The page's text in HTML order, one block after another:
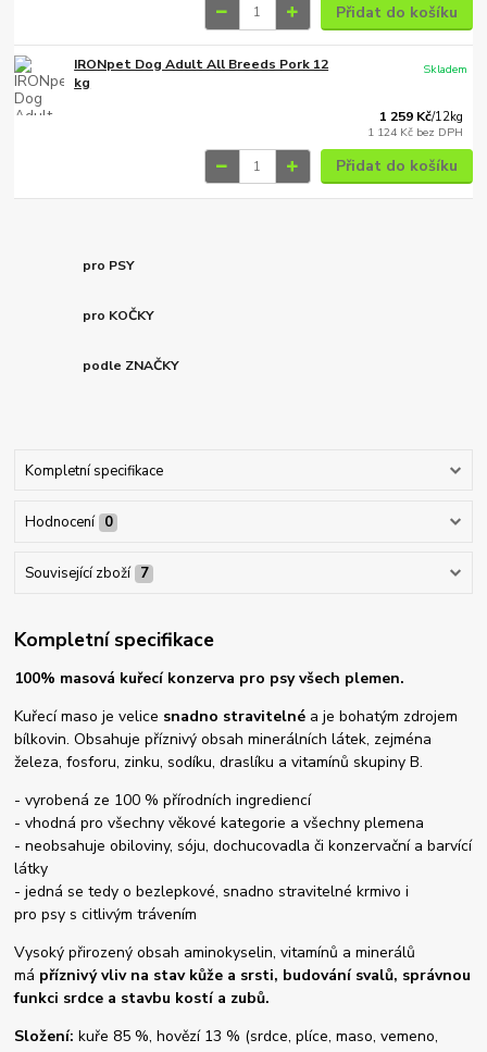
Přidat do košíku
IRONpet Dog Adult All Breeds Pork 12
kg
1 259 Kč/12kg
1 124 Kč bez DPH
Skladem
Přidat do košíku
pro PSY
pro KOČKY
podle ZNAČKY
Kompletní specifikace
Hodnocení 0
Související zboží 7
Kompletní specifikace
100% masová kuřecí konzerva pro psy všech plemen.
Kuřecí maso je velice snadno stravitelné a je bohatým zdrojem
bílkovin. Obsahuje příznivý obsah minerálních látek, zejména
železa, fosforu, zinku, sodíku, draslíku a vitamínů skupiny B.
- vyrobená ze 100 % přírodních ingrediencí
- vhodná pro všechny věkové kategorie a všechny plemena
- neobsahuje obiloviny, sóju, dochucovadla či konzervační a barvící
látky
- jedná se tedy o bezlepkové, snadno stravitelné krmivo i
pro psy s citlivým trávením
Vysoký přirozený obsah aminokyselin, vitamínů a minerálů
má příznivý vliv na stav kůže a srsti, budování svalů, správnou
funkci srdce a stavbu kostí a zubů.
Složení:kuře 85 %, hovězí 13 % (srdce, plíce, maso, vemeno,